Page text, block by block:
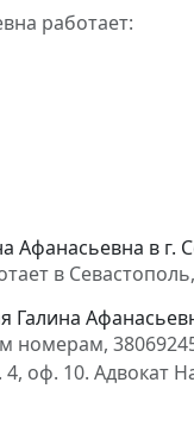
работает:
Афанасьевна в г.
в
Галина
4, оф. 10.